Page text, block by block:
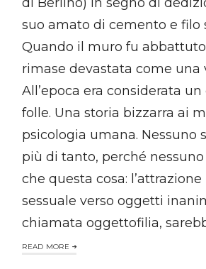
suo amato di cemento e filo
Quando il muro fu abbattuto
rimase devastata come una
All’epoca era considerata
folle. Una storia bizzarra ai
psicologia umana. Nessuno
più di tanto, perché
che questa cosa:
sessuale verso oggetti
chiamata oggettofilia,
READ MORE